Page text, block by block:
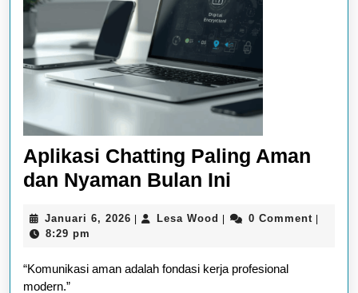
Aplikasi Chatting Paling Aman
dan Nyaman Bulan Ini
Paling
dan
Januari 6, 2026 JanuariLesa Wood Lesa 0 Comment
8:29 pm
“Komunikasi aman adalah fondasi kerja profesional
modern.”